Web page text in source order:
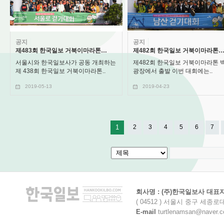
공지
제483회 한국일보 거북이마라톤…
서울시와 한국일보사가 공동 개최하는
제 438회 한국일보 거북이마라톤..
2019-05-13
공지
제482회 한국일보 거북이마라톤…
제482회 한국일보 거북이마라톤
광장에서 출발 이번 대회에는..
2019-04-23
1 2 3 4 5 6 7
회사명 : (주)한국일보사 대표
( 04512 ) 서울시 중구 세종로
E-mail